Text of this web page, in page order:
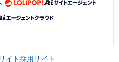
イト採用サイト